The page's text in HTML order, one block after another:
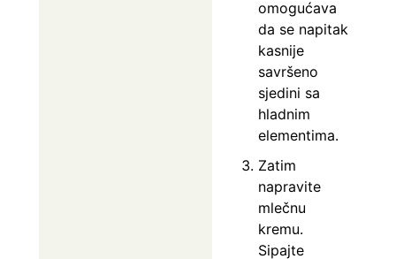
omogućava
da se napitak
kasnije
savršeno
sjedini sa
hladnim
elementima.
Zatim
napravite
mlečnu
kremu.
Sipajte